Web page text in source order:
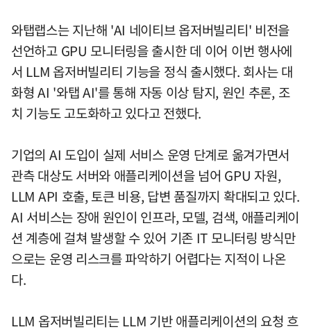
와탭랩스는 지난해 'AI 네이티브 옵저버빌리티' 비전을
선언하고 GPU 모니터링을 출시한 데 이어 이번 행사에
서 LLM 옵저버빌리티 기능을 정식 출시했다. 회사는 대
화형 AI '와탭 AI'를 통해 자동 이상 탐지, 원인 추론, 조
치 기능도 고도화하고 있다고 전했다.
기업의 AI 도입이 실제 서비스 운영 단계로 옮겨가면서
관측 대상도 서버와 애플리케이션을 넘어 GPU 자원,
LLM API 호출, 토큰 비용, 답변 품질까지 확대되고 있다.
AI 서비스는 장애 원인이 인프라, 모델, 검색, 애플리케이
션 계층에 걸쳐 발생할 수 있어 기존 IT 모니터링 방식만
으로는 운영 리스크를 파악하기 어렵다는 지적이 나온
다.
LLM 옵저버빌리티는 LLM 기반 애플리케이션의 요청 흐